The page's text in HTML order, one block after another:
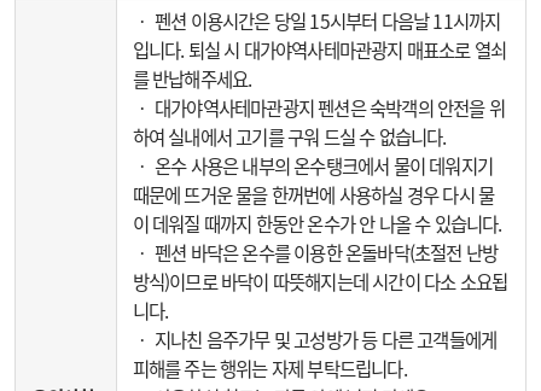
‧ 펜션 이용시간은 당일 15시부터 다음날 11시까지
입니다. 퇴실 시 대가야역사테마관광지 매표소로 열쇠
를 반납해주세요.
‧ 대가야역사테마관광지 펜션은 숙박객의 안전을 위
하여 실내에서 고기를 구워 드실 수 없습니다.
‧ 온수 사용은 내부의 온수탱크에서 물이 데워지기
때문에 뜨거운 물을 한꺼번에 사용하실 경우 다시 물
이 데워질 때까지 한동안 온수가 안 나올 수 있습니다.
‧ 펜션 바닥은 온수를 이용한 온돌바닥(초절전 난방
방식)이므로 바닥이 따뜻해지는데 시간이 다소 소요됩
니다.
‧ 지나친 음주가무 및 고성방가 등 다른 고객들에게
피해를 주는 행위는 자제 부탁드립니다.